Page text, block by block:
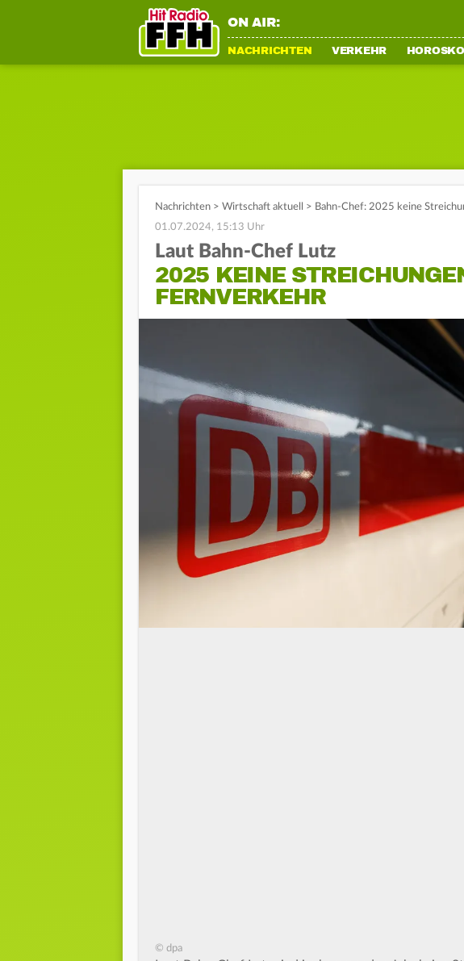
ON AIR:
NACHRICHTEN VERKEHR
Nachrichten > Wirtschaft aktuell > Bahn-Chef: 2025 keine
01.07.2024, 15:13 Uhr
Laut Bahn-Chef Lutz
2025 KEINE
FERNVERKEHR
© dpa